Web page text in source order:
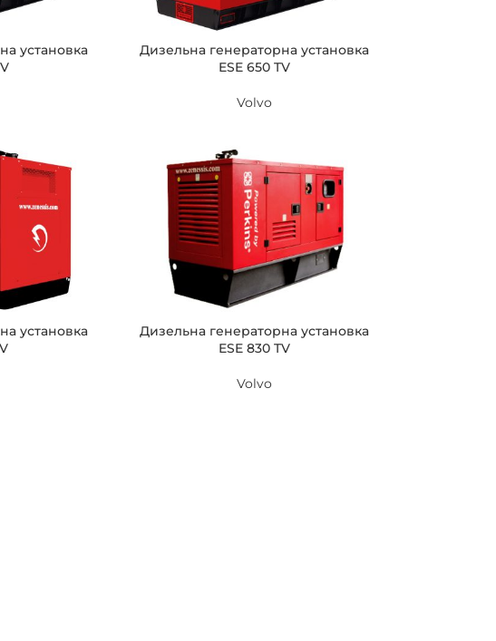
установка
Дизельна генераторна установка
ESE 650 TV
Volvo
установка
Дизельна генераторна установка
ESE 830 TV
Volvo